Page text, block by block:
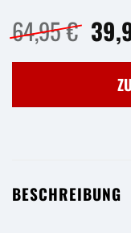
64,95€
war:
BESCHREIBUNG